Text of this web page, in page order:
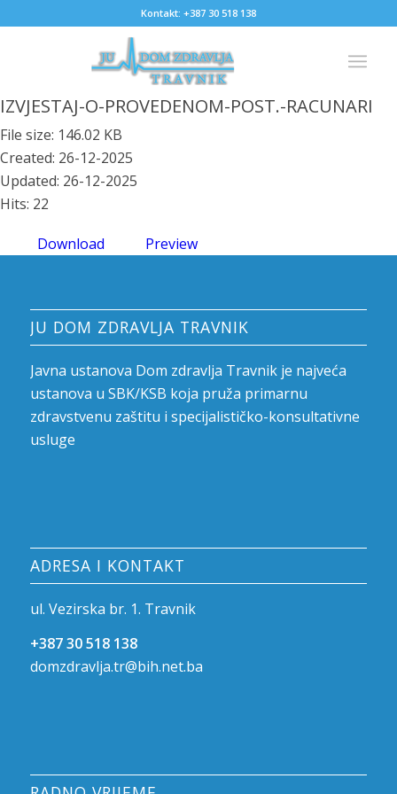
Kontakt: +387 30 518 138
IZVJESTAJ-O-PROVEDENOM-POST.-RACUNARI
File size: 146.02 KB
Created: 26-12-2025
Updated: 26-12-2025
Hits: 22
Download Preview
JU DOM ZDRAVLJA TRAVNIK
Javna ustanova Dom zdravlja Travnik je najveća
ustanova u SBK/KSB koja pruža primarnu
zdravstvenu zaštitu i specijalističko-konsultativne
usluge
ADRESA I KONTAKT
ul. Vezirska br. 1. Travnik
+387 30 518 138
domzdravlja.tr@bih.net.ba